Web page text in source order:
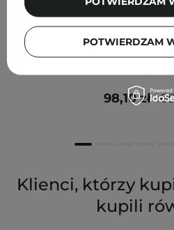
SKIN1004 - Madagaskar
98,10 zł
Klienci, którzy
kupili
POTWIERDZAM